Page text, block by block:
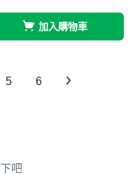
加入購物車
5 6
吧